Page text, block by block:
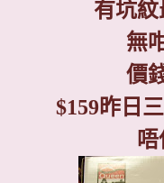
有坑
無
價
$159昨日